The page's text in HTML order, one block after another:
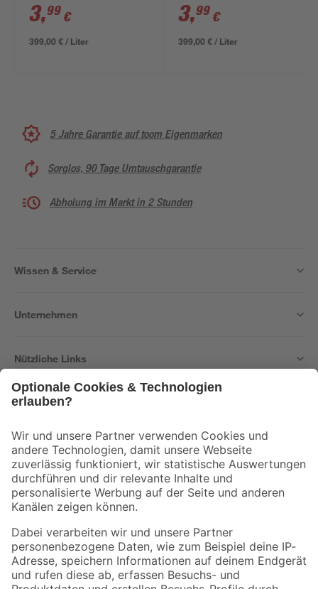
orangegelb glänzend
12 ml
3,99 €
399,00 € / Liter
orangegelb matt 12
ml
3,99 €
399,00 € / Liter
5 Jahre Garantie auf toom Eigenmarken
Sorglos, 90 Tage Umtauschgarantie
Abholung im Markt in 2 Stunden
Wissen & Service
Unternehmen
Nützliche Links
Der toom Newsletter: Keine Angebote und Aktionen mehr verpassen!
Zur Newsletter Anmeldung
Folge uns
Zahlungsarten Versandarten